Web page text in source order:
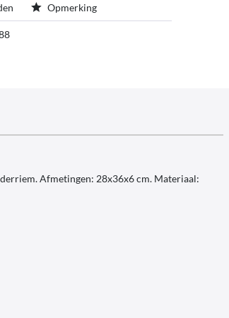
Opmerking
Afmetingen: 28x36x6 cm. Materiaal: